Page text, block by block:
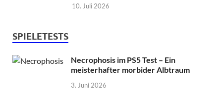
10. Juli 2026
SPIELETESTS
Necrophosis im PS5 Test – Ein
meisterhafter morbider Albtraum
3. Juni 2026